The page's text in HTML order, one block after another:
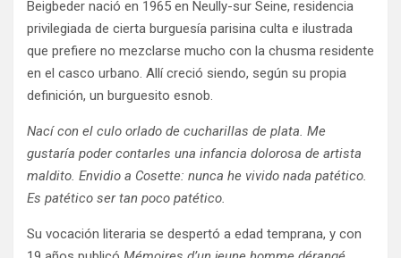
Beigbeder nació en 1965 en Neully-sur Seine, residencia
privilegiada de cierta burguesía parisina culta e ilustrada
que prefiere no mezclarse mucho con la chusma residente
en el casco urbano. Allí creció siendo, según su propia
definición, un burguesito esnob.
Nací con el culo orlado de cucharillas de plata. Me
gustaría poder contarles una infancia dolorosa de artista
maldito. Envidio a Cosette: nunca he vivido nada patético.
Es patético ser tan poco patético.
Su vocación literaria se despertó a edad temprana, y con